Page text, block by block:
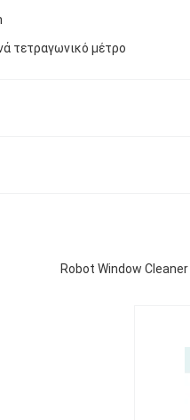
τετραγωνικό μέτρο
Robot Window